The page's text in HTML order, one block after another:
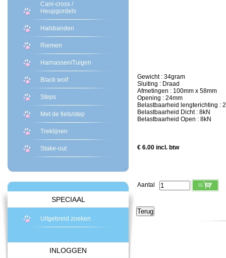
Cani-cross /
Heupgordels
Halsbanden
Riemen
Harnassen/Tuigen
Black wolf
Steps
Met de fiets/step
Treklijnen
Stake-out
SPECIAAL
Uitgebreid zoeken
INLOGGEN
Gewicht : 34gram
Sluiting : Draad
Afmetingen : 100mm x 58mm
Opening : 24mm
Belastbaarheid lengterichting :
Belastbaarheid Dicht : 8kN
Belastbaarheid Open : 8kN
€ 6.00 incl. btw
Aantal